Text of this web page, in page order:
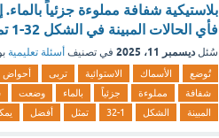
بلاستيكية شفافة مملوءة جزئياً
فأي الحالات المبينة في الشكل 32-1 تمثل أفضل ما يمكن أن يحدث فسر استدلالك ~
سُئل ديسمبر 11، 2025 في تصنيف أسئلة تعليمية
تُوضع الأسماك الاستوائية تربى أحواض
شفافة
مملوءة جزئياً بالماء وضعت
المبينة
الشكل 32-1 تمثل أفضل